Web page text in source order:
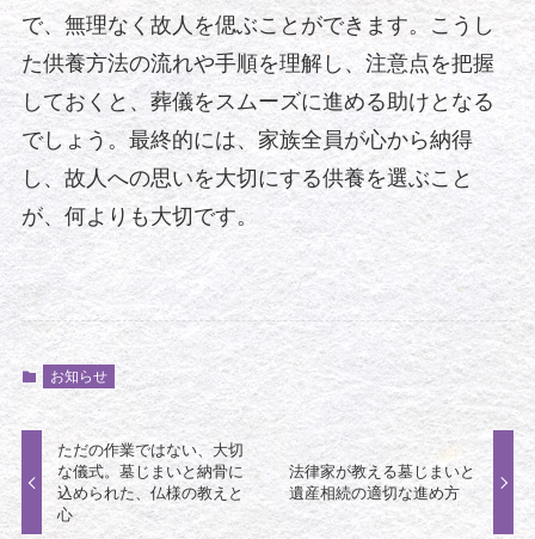
で、無理なく故人を偲ぶことができます。こうし
た供養方法の流れや手順を理解し、注意点を把握
しておくと、葬儀をスムーズに進める助けとなる
でしょう。最終的には、家族全員が心から納得
し、故人への思いを大切にする供養を選ぶこと
が、何よりも大切です。
お知らせ
ただの作業ではない、大切
な儀式。墓じまいと納骨に
込められた、仏様の教えと
心
法律家が教える墓じまいと
遺産相続の適切な進め方